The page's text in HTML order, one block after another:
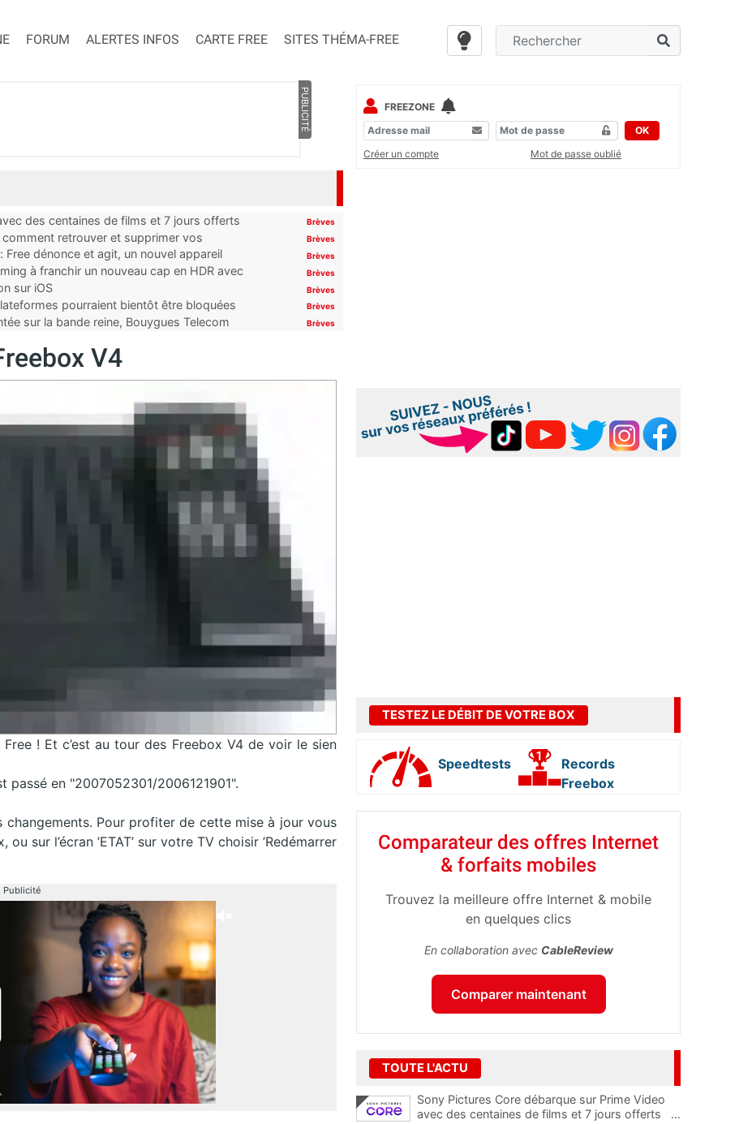
FORUM ALERTES INFOS CARTE FREE SITES THÉMA-FREE
PUBLICITÉ
des centaines de films et 7 jours offerts Brèves
retrouver et supprimer vos
Brèves
dénonce et agit, un nouvel appareil
Brèves
à franchir un nouveau cap en HDR avec
Brèves
sur iOS Brèves
pourraient bientôt être bloquées
Brèves
sur la bande reine, Bouygues Telecom
Brèves
V4
! Et c’est au tour des Freebox V4 de voir le sien
passé en "2007052301/2006121901".
Pour profiter de cette mise à jour vous
sur l’écran ’ETAT’ sur votre TV choisir ’Redémarrer
Publicité
FREEZONE
OK
Créer un compte
Mot de passe oublié
TESTEZ LE DÉBIT DE VOTRE BOX
Speedtests
Records
Freebox
Comparateur des offres Internet
& forfaits mobiles
Trouvez la meilleure offre Internet & mobile
en quelques clics
En collaboration avec CableReview
Comparer maintenant
TOUTE L'ACTU
Sony Pictures Core débarque sur Prime Video
avec des centaines de films et 7 jours offerts
...